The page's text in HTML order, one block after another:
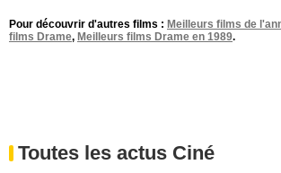
Pour découvrir d'autres films : Meilleurs films de
films Drame, Meilleurs films Drame en 1989.
Toutes les actus Ciné